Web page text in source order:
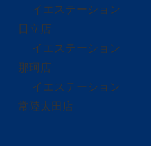
イエステーション
日立店
イエステーション
那珂店
イエステーション
常陸太田店